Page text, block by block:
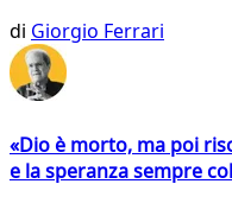
di Giorgio Ferrari
«Dio è morto, ma poi
e la speranza sempre